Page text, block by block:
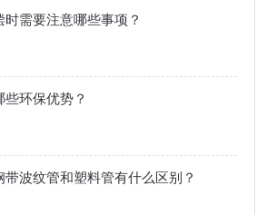
需要注意哪些事项？
环保优势？
带波纹管和塑料管有什么区别？